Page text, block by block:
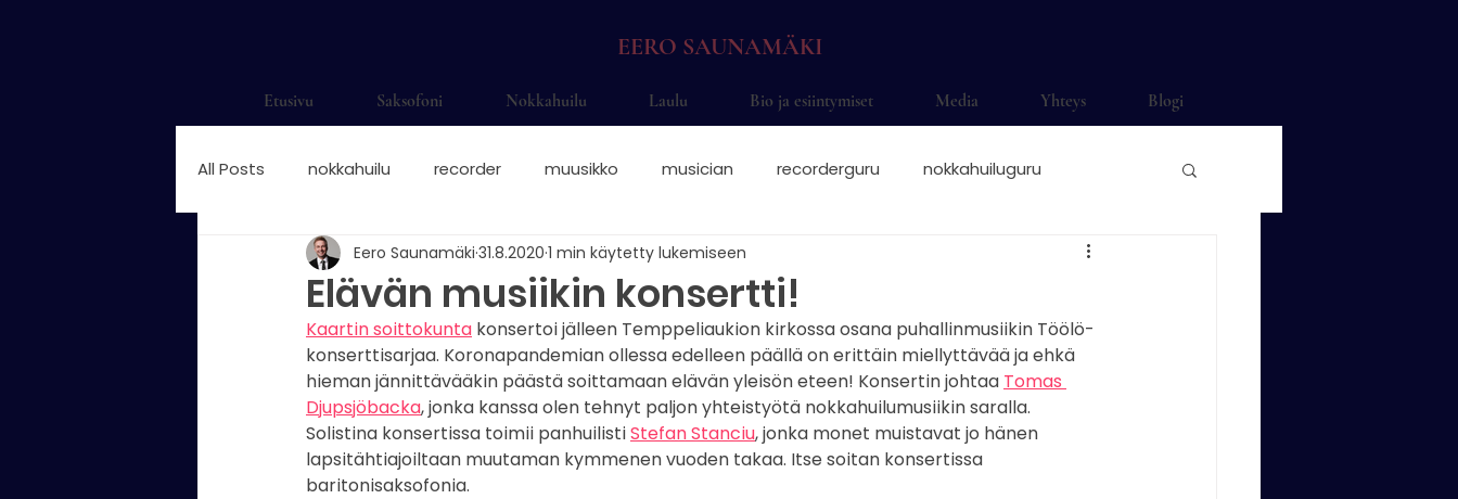
EERO SAUNAMÄKI
Etusivu Saksofoni Nokkahuilu Laulu Bio ja esiintymiset Media Yhteys Blogi
All Posts nokkahuilu recorder muusikko musician recorderguru nokkahuiluguru
saksofonisti saksofonisti Helsinki saksofoni saksofonisti juhliin
saksofonisti suomalainen nokkahuilisti nokkahuilu sormitukset nokkis Eero Saunamäki
nokkahuilun sormitukset nokkahuilu otteet solisti alttonokkahuilu sopraanonokkahuilu
Elävän musiikin konsertti!
Eero Saunamäki 31.8.2020 1 min käytetty lukemiseen
Kaartin soittokunta konsertoi jälleen Temppeliaukion kirkossa osana puhallinmusiikin Töölö-
konserttisarjaa. Koronapandemian ollessa edelleen päällä on erittäin miellyttävää ja ehkä
hieman jännittävääkin päästä soittamaan elävän yleisön eteen! Konsertin johtaa Tomas
Djupsjöbacka, jonka kanssa olen tehnyt paljon yhteistyötä nokkahuilumusiikin saralla.
Solistina konsertissa toimii panhuilisti Stefan Stanciu, jonka monet muistavat jo hänen
lapsitähtiajoiltaan muutaman kymmenen vuoden takaa. Itse soitan konsertissa
baritonisaksofonia.